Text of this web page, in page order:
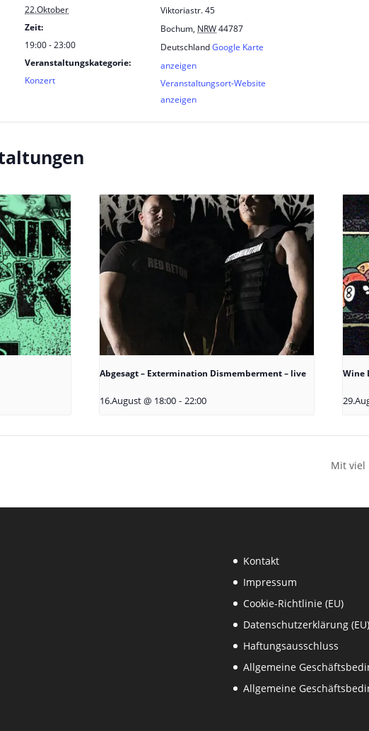
22.Oktober
Zeit:
19:00 - 23:00
Veranstaltungskategorie:
Konzert
Viktoriastr. 45
Bochum, NRW44787
DeutschlandGoogle Karte
anzeigen
Veranstaltungsort-Website
anzeigen
Abgesagt – Extermination Dismemberment – live
16.August @ 18:00 - 22:00
Wine
Mit viel
Kontakt
Impressum
Cookie-Richtlinie (EU)
Datenschutzerklärung (EU)
Haftungsausschluss
Allgemeine
Allgemeine